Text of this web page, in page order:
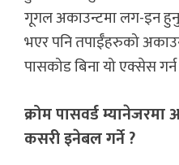
गूगल अकाउन्टमा लग-इन
भएर पनि तपाईँहरुको
पासकोड बिना यो एक्सेस
क्रोम पासवर्ड म्यानेजरमा
कसरी इनेबल गर्ने ?